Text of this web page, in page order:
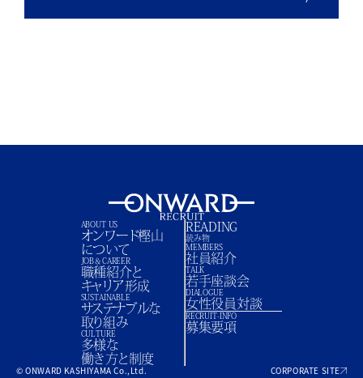
ABOUT US
オンワード樫山
について
JOB＆CAREER
職種紹介と
キャリア形成
SUSTAINABLE
サステナブルな
取り組み
CULTURE
多様な
働き方と制度
READING
読み物
MEMBERS
社員紹介
TALK
若手座談会
DIALOGUE
女性役員対談
RECRUIT-INFO
募集要項
© ONWARD KASHIYAMA Co.,Ltd. CORPORATE SITE